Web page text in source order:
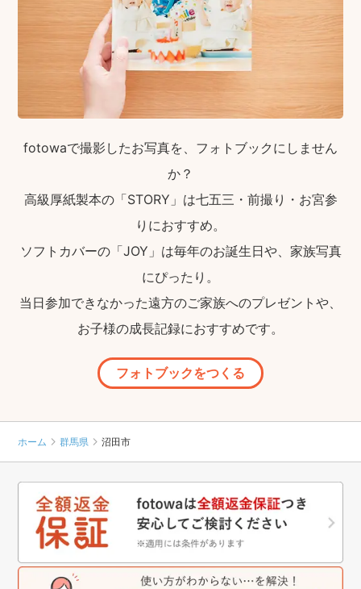
fotowaで撮影したお写真を、フォトブックにしません
か？
高級厚紙製本の「STORY」は七五三・前撮り・お宮参
りにおすすめ。
ソフトカバーの「JOY」は毎年のお誕生日や、家族写真
にぴったり。
当日参加できなかった遠方のご家族へのプレゼントや、
お子様の成長記録におすすめです。
フォトブックをつくる
ホーム 群馬県 沼田市